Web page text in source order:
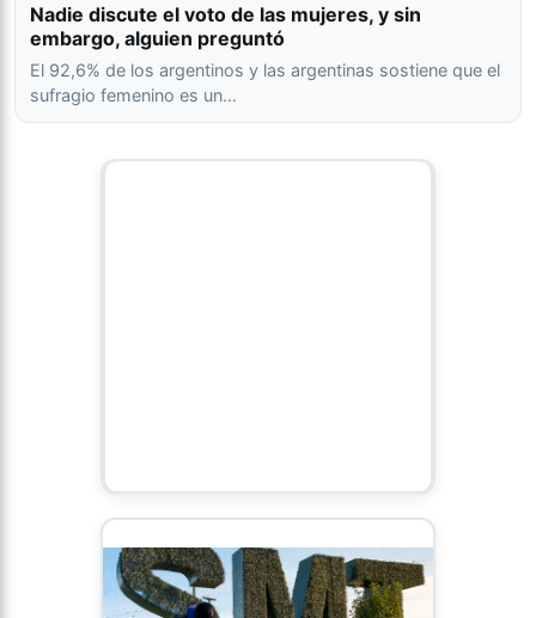
Nadie discute el voto de las mujeres, y sin
embargo, alguien preguntó
El 92,6% de los argentinos y las argentinas sostiene que el
sufragio femenino es un…